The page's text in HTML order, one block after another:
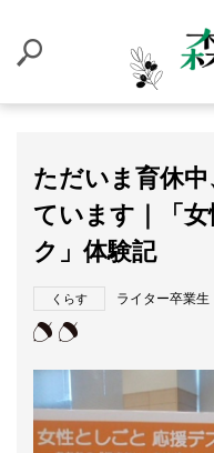
ただいま育休
ています｜「
ク」体験記
くらす ライター卒業生